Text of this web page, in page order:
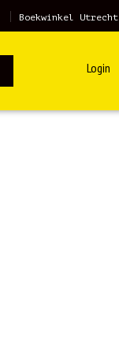
Boekwinkel Utrecht
Login